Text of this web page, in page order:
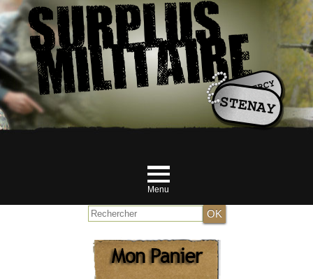
Menu